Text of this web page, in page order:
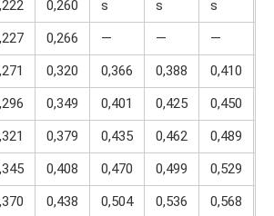
0,260 ѕ ѕ ѕ
0,266 — — —
0,320 0,366 0,388 0,410
0,349 0,401 0,425 0,450
0,379 0,435 0,462 0,489
0,408 0,470 0,499 0,529
0,438 0,504 0,536 0,568